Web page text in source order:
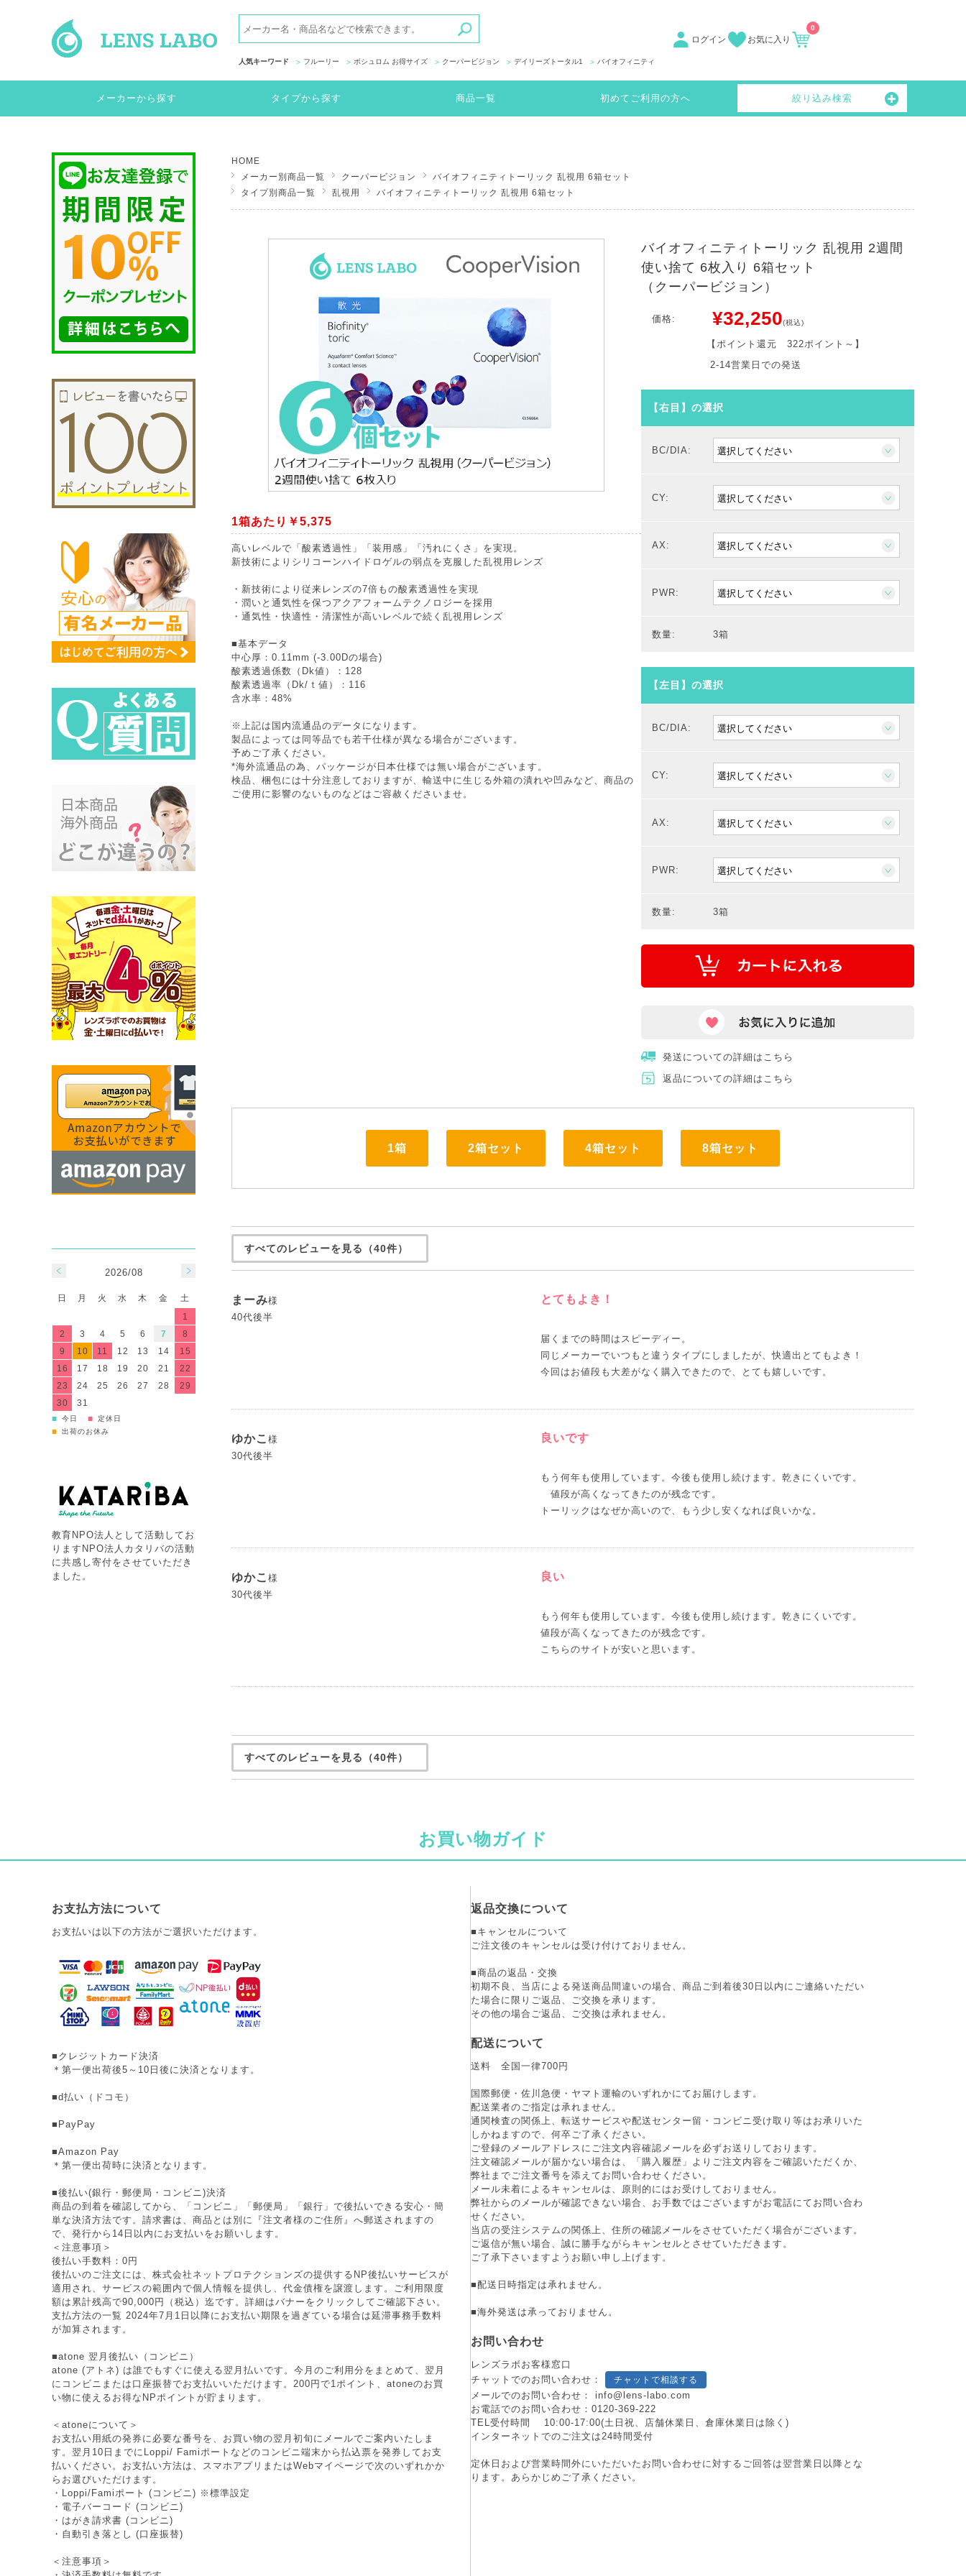
人気キーワード フルーリー ボシュロム お得サイズ クーパービジョン デイリーズトータル1 バイオフィニティ
ログイン お気に入り
0
メーカーから探す タイプから探す 商品一覧 初めてご利用の方へ 絞り込み検索
HOME
メーカー別商品一覧
クーパービジョン
バイオフィニティトーリック 乱視用 6箱セット
タイプ別商品一覧
乱視用 バイオフィニティトーリック 乱視用 6箱セット
1箱あたり￥5,375
高いレベルで「酸素透過性」「装用感」「汚れにくさ」を実現。
新技術によりシリコーンハイドロゲルの弱点を克服した乱視用レンズ
・新技術により従来レンズの7倍もの酸素透過性を実現
・潤いと通気性を保つアクアフォームテクノロジーを採用
・通気性・快適性・清潔性が高いレベルで続く乱視用レンズ
■基本データ
中心厚：0.11mm (-3.00Dの場合)
酸素透過係数（Dk値）：128
酸素透過率（Dk/ｔ値）：116
含水率：48%
※上記は国内流通品のデータになります。
製品によっては同等品でも若干仕様が異なる場合がございます。
予めご了承ください。
*海外流通品の為、パッケージが日本仕様では無い場合がございます。
検品、梱包には十分注意しておりますが、輸送中に生じる外箱の潰れや凹みなど、商品の
ご使用に影響のないものなどはご容赦くださいませ。
バイオフィニティトーリック 乱視用 2週間
使い捨て 6枚入り 6箱セット
（クーパービジョン）
価格: ¥32,250(税込)
【ポイント還元 322ポイント～ 】
2-14営業日での発送
【右目】の選択
BC/DIA:
CY:
AX:
PWR:
数量: 3箱
【左目】の選択
BC/DIA:
CY:
AX:
PWR:
数量: 3箱
発送についての詳細はこちら
返品についての詳細はこちら
1箱 2箱セット 4箱セット 8箱セット
すべてのレビューを見る（40件）
まーみ様
40代後半
とてもよき！
届くまでの時間はスピーディー。
同じメーカーでいつもと違うタイプにしましたが、快適出とてもよき！
今回はお値段も大差がなく購入できたので、とても嬉しいです。
ゆかこ 様
30代後半
良いです
もう何年も使用しています。今後も使用し続けます。乾きにくいです。
値段が高くなってきたのが残念です。
ゆかこ 様
30代後半
良い
もう何年も使用しています。今後も使用し続けます。乾きにくいです。
値段が高くなってきたのが残念です。
こちらのサイトが安いと思います。
すべてのレビューを見る（40件）
2026/08
日 月 火 水 木 金
土
1
2
3 4 5 6 7
8
9
10 11 12 13 14
15
16
17 18 19 20 21
22
23
24 25 26 27 28
29
30
31
■ 今日 ■ 定休日
■ 出荷のお休み
教育NPO法人として活動してお
りますNPO法人カタリバの活動
に共感し寄付をさせていただき
ました。
お買い物ガイド
お支払方法について
お支払いは以下の方法がご選択いただけます。
■クレジットカード決済
＊第一便出荷後5～10日後に決済となります。
■d払い（ドコモ）
■PayPay
■Amazon Pay
＊第一便出荷時に決済となります。
■後払い(銀行・郵便局・コンビニ)決済
商品の到着を確認してから、「コンビニ」「郵便局」「銀行」で後払いできる安心・簡
単な決済方法です。請求書は、商品とは別に『注文者様のご住所』へ郵送されますの
で、発行から14日以内にお支払いをお願いします。
＜注意事項＞
後払い手数料：0円
後払いのご注文には、株式会社ネットプロテクションズの提供するNP後払いサービスが
適用され、サービスの範囲内で個人情報を提供し、代金債権を譲渡します。ご利用限度
額は累計残高で90,000円（税込）迄です。詳細はバナーをクリックしてご確認下さい。
支払方法の一覧 2024年7月1日以降にお支払い期限を過ぎている場合は延滞事務手数料
が加算されます。
■atone 翌月後払い（コンビニ）
atone (アトネ) は誰でもすぐに使える翌月払いです。今月のご利用分をまとめて、翌月
にコンビニまたは口座振替でお支払いいただけます。200円で1ポイント、atoneのお買
い物に使えるお得なNPポイントが貯まります。
＜atoneについて＞
お支払い用紙の発券に必要な番号を、お買い物の翌月初旬にメールでご案内いたしま
す。翌月10日までにLoppi/ Famiポートなどのコンビニ端末から払込票を発券してお支
払いください。お支払い方法は、スマホアプリまたはWebマイページで次のいずれかか
らお選びいただけます。
・Loppi/Famiポート (コンビニ) ※標準設定
・電子バーコード (コンビニ)
・はがき請求書 (コンビニ)
・自動引き落とし (口座振替)
＜注意事項＞
返品交換について
■キャンセルについて
ご注文後のキャンセルは受け付けておりません。
■商品の返品・交換
初期不良、当店による発送商品間違いの場合、商品ご到着後30日以内にご連絡いただい
た場合に限りご返品、ご交換を承ります。
その他の場合ご返品、ご交換は承れません。
配送について
送料 全国一律700円
国際郵便・佐川急便・ヤマト運輸のいずれかにてお届けします。
配送業者のご指定は承れません。
通関検査の関係上、転送サービスや配送センター留・コンビニ受け取り等はお承りいた
しかねますので、何卒ご了承ください。
ご登録のメールアドレスにご注文内容確認メールを必ずお送りしております。
注文確認メールが届かない場合は、「購入履歴」よりご注文内容をご確認いただくか、
弊社までご注文番号を添えてお問い合わせください。
メール未着によるキャンセルは、原則的にはお受けしておりません。
弊社からのメールが確認できない場合、お手数ではございますがお電話にてお問い合わ
せください。
当店の受注システムの関係上、住所の確認メールをさせていただく場合がございます。
ご返信が無い場合、誠に勝手ながらキャンセルとさせていただきます。
ご了承下さいますようお願い申し上げます。
■配送日時指定は承れません。
■海外発送は承っておりません。
お問い合わせ
レンズラボお客様窓口
チャットでのお問い合わせ：
チャットで相談する
メールでのお問い合わせ： info@lens-labo.com
お電話でのお問い合わせ： 0120-369-222
TEL受付時間 10:00-17:00(土日祝、店舗休業日、倉庫休業日は除く)
インターネットでのご注文は24時間受付
定休日および営業時間外にいただいたお問い合わせに対するご回答は翌営業日以降とな
ります。あらかじめご了承ください。